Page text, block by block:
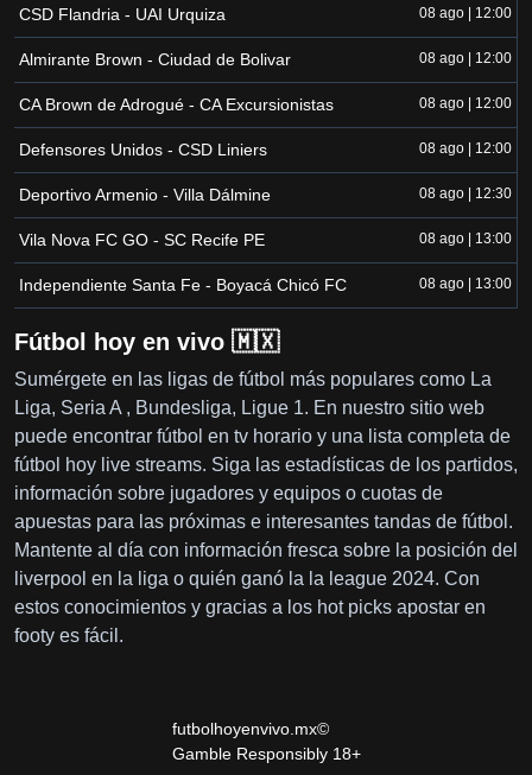
CSD Flandria - UAI Urquiza 08 ago | 12:00
Almirante Brown - Ciudad de Bolivar 08 ago | 12:00
CA Brown de Adrogué - CA Excursionistas 08 ago | 12:00
Defensores Unidos - CSD Liniers 08 ago | 12:00
Deportivo Armenio - Villa Dálmine 08 ago | 12:30
Vila Nova FC GO - SC Recife PE 08 ago | 13:00
Independiente Santa Fe - Boyacá Chicó FC 08 ago | 13:00
Fútbol hoy en vivo 🇲🇽
Sumérgete en las ligas de fútbol más populares como La
Liga, Seria A , Bundesliga, Ligue 1. En nuestro sitio web
puede encontrar fútbol en tv horario y una lista completa de
fútbol hoy live streams. Siga las estadísticas de los partidos,
información sobre jugadores y equipos o cuotas de
apuestas para las próximas e interesantes tandas de fútbol.
Mantente al día con información fresca sobre la posición del
liverpool en la liga o quién ganó la la league 2024. Con
estos conocimientos y gracias a los hot picks apostar en
footy es fácil.
futbolhoyenvivo.mx©
Gamble Responsibly 18+